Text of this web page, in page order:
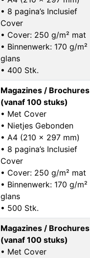
• 8 pagina’s Inclusief
Cover
• Cover: 250 g/m² mat
• Binnenwerk: 170 g/m²
glans
• 400 Stk.
Magazines / Brochures
(vanaf 100 stuks)
• Met Cover
• Nietjes Gebonden
• A4 (210 x 297 mm)
• 8 pagina’s Inclusief
Cover
• Cover: 250 g/m² mat
• Binnenwerk: 170 g/m²
glans
• 500 Stk.
Magazines / Brochures
(vanaf 100 stuks)
• Met Cover